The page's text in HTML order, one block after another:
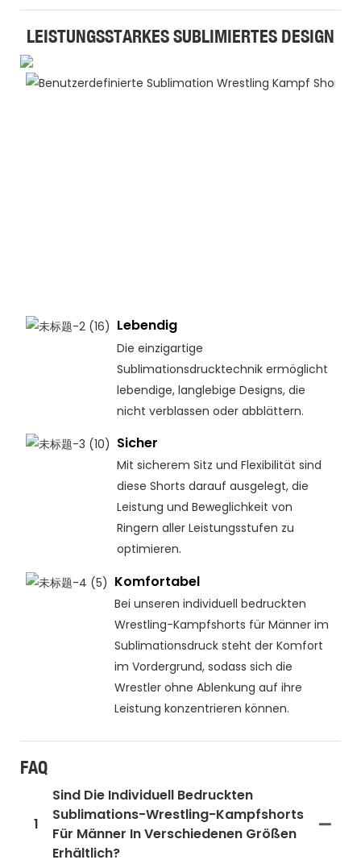
LEISTUNGSSTARKES SUBLIMIERTES DESIGN
Lebendig
Die einzigartige
Sublimationsdrucktechnik ermöglicht
lebendige, langlebige Designs, die
nicht verblassen oder abblättern.
Sicher
Mit sicherem Sitz und Flexibilität sind
diese Shorts darauf ausgelegt, die
Leistung und Beweglichkeit von
Ringern aller Leistungsstufen zu
optimieren.
Komfortabel
Bei unseren individuell bedruckten
Wrestling-Kampfshorts für Männer im
Sublimationsdruck steht der Komfort
im Vordergrund, sodass sich die
Wrestler ohne Ablenkung auf ihre
Leistung konzentrieren können.
FAQ
1
Sind Die Individuell Bedruckten
Sublimations-Wrestling-Kampfshorts
Für Männer In Verschiedenen Größen
Erhältlich?